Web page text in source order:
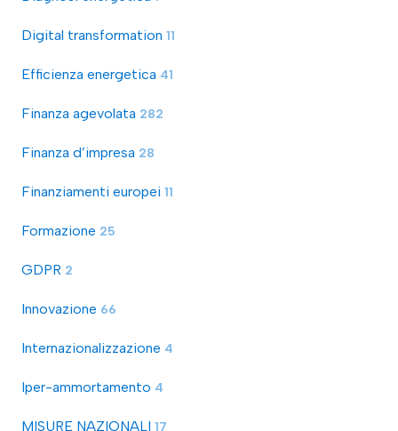
Digital transformation 11
Efficienza energetica 41
Finanza agevolata 282
Finanza d’impresa 28
Finanziamenti europei 11
Formazione 25
GDPR 2
Innovazione 66
Internazionalizzazione 4
Iper-ammortamento 4
MISURE NAZIONALI 17